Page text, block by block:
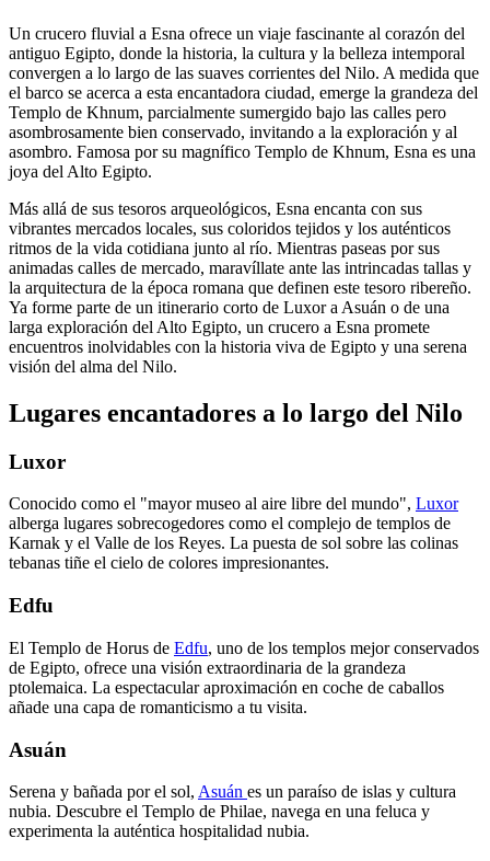
Un crucero fluvial a Esna ofrece un viaje fascinante al corazón del
antiguo Egipto, donde la historia, la cultura y la belleza intemporal
convergen a lo largo de las suaves corrientes del Nilo. A medida que
el barco se acerca a esta encantadora ciudad, emerge la grandeza del
Templo de Khnum, parcialmente sumergido bajo las calles pero
asombrosamente bien conservado, invitando a la exploración y al
asombro. Famosa por su magnífico Templo de Khnum, Esna es una
joya del Alto Egipto.
Más allá de sus tesoros arqueológicos, Esna encanta con sus
vibrantes mercados locales, sus coloridos tejidos y los auténticos
ritmos de la vida cotidiana junto al río. Mientras paseas por sus
animadas calles de mercado, maravíllate ante las intrincadas tallas y
la arquitectura de la época romana que definen este tesoro ribereño.
Ya forme parte de un itinerario corto de Luxor a Asuán o de una
larga exploración del Alto Egipto, un crucero a Esna promete
encuentros inolvidables con la historia viva de Egipto y una serena
visión del alma del Nilo.
Lugares encantadores a lo largo del Nilo
Luxor
Conocido como el "mayor museo al aire libre del mundo", Luxor
alberga lugares sobrecogedores como el complejo de templos de
Karnak y el Valle de los Reyes. La puesta de sol sobre las colinas
tebanas tiñe el cielo de colores impresionantes.
Edfu
El Templo de Horus de Edfu, uno de los templos mejor conservados
de Egipto, ofrece una visión extraordinaria de la grandeza
ptolemaica. La espectacular aproximación en coche de caballos
añade una capa de romanticismo a tu visita.
Asuán
Serena y bañada por el sol, Asuán es un paraíso de islas y cultura
nubia. Descubre el Templo de Philae, navega en una feluca y
experimenta la auténtica hospitalidad nubia.